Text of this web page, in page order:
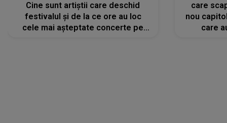
Cine sunt artiștii care deschid
festivalul și de la ce ore au loc
cele mai așteptate concerte pe
care
nou
care